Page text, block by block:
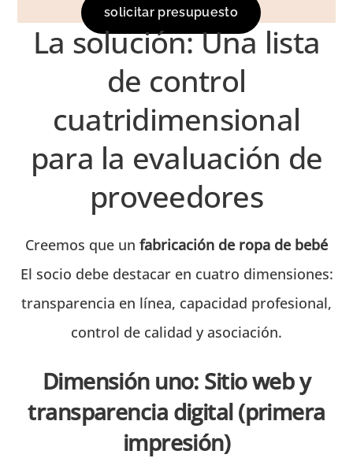
solicitar presupuesto
La solución: Una lista
de control
cuatridimensional
para la evaluación de
proveedores
Creemos que un fabricación de ropa de bebé
El socio debe destacar en cuatro dimensiones:
transparencia en línea, capacidad profesional,
control de calidad y asociación.
Dimensión uno: Sitio web y
transparencia digital (primera
impresión)